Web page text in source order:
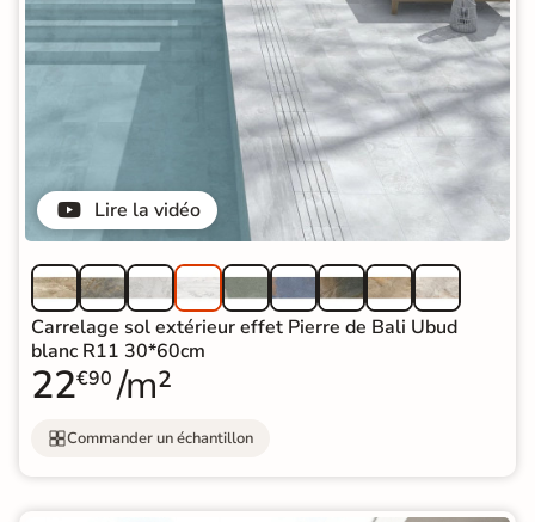
Lire la vidéo
Carrelage sol extérieur effet Pierre de Bali Ubud
blanc R11 30*60cm
22€90 /m²
Commander un échantillon